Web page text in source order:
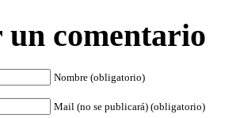
comentario
Nombre (obligatorio)
Mail (no se publicará) (obligatorio)